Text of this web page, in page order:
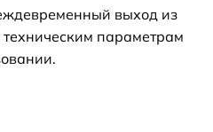
выход из
техническим параметрам